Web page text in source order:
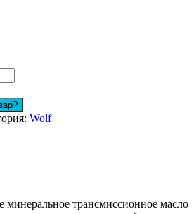
Wolf
минеральное трансмиссионное масло